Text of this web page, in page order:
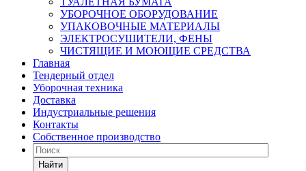
УБОРОЧНОЕ ОБОРУДОВАНИЕ
УПАКОВОЧНЫЕ МАТЕРИАЛЫ
ЭЛЕКТРОСУШИТЕЛИ, ФЕНЫ
ЧИСТЯЩИЕ И МОЮЩИЕ СРЕДСТВА
Главная
Тендерный отдел
Уборочная техника
Доставка
Индустриальные решения
Контакты
Собственное производство
Найти